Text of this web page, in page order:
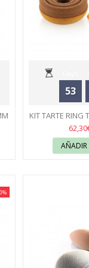
53
KIT TARTE
AÑADIR